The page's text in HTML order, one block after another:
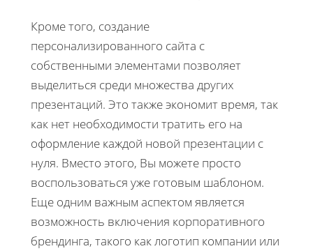
Кроме того, создание
персонализированного сайта с
собственными элементами позволяет
выделиться среди множества других
презентаций. Это также экономит время, так
как нет необходимости тратить его на
оформление каждой новой презентации с
нуля. Вместо этого, Вы можете просто
воспользоваться уже готовым шаблоном.
Еще одним важным аспектом является
возможность включения корпоративного
брендинга, такого как логотип компании или